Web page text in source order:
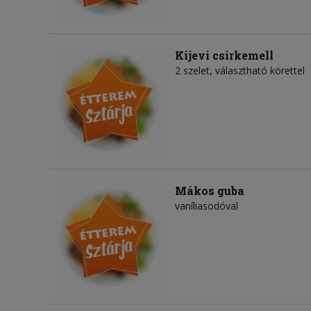
Kijevi csirkemell
2 szelet, választható körettel
Mákos guba
vaníliasodóval